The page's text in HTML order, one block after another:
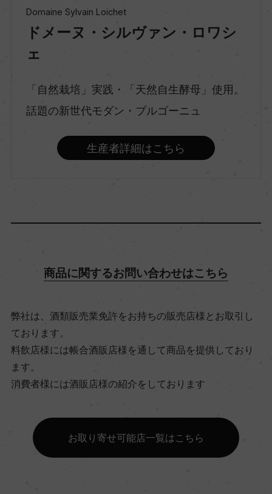
スティルワイン
味わい
品種（原材料）
ビオロジック, Agriculture Biologique
ー
コンクール入賞歴
Domaine Sylvain Loichet
ドメーヌ・シルヴァン・ロワシ
ェ
「自然栽培」実践・「天然自生酵母」使用。
話題の新世代モダン・ブルゴーニュ
生産者詳細はこちら
商品に関するお問い合わせはこちら
弊社は、酒類販売業免許をお持ちの販売店様とお取引し
ております。
料飲店様には帳合酒販店様を通して商品を提供しており
ます。
消費者様には酒販店様の紹介をしております
お取り寄せ可能店一覧はこちら